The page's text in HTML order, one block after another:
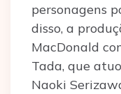
personagens
disso, a
MacDonald
Tada, que
Naoki